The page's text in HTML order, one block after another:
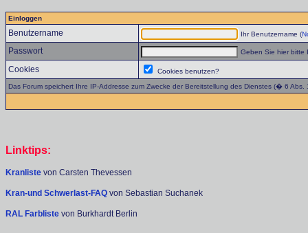
Einloggen
Benutzername Ihr Benutzername (
Passwort Geben Sie hier bitte
Cookies
Cookies benutzen?
Das Forum speichert Ihre IP-Addresse zum Zwecke der Bereitstellung des Dienstes (� 6
Linktips:
Kranliste von Carsten Thevessen
Kran-und Schwerlast-FAQ von Sebastian Suchanek
RAL Farbliste von Burkhardt Berlin